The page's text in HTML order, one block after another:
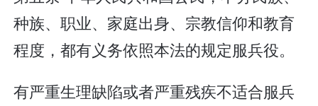
种族、职业、家庭出身、宗教信仰和教育
程度，都有义务依照本法的规定服兵役。
有严重生理缺陷或者严重残疾不适合服兵